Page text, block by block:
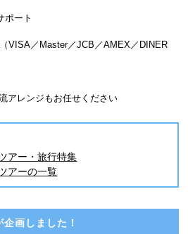
ポート
VISA／Master／JCB／AMEX／DINER
アレンジもお任せください
アー・旅行特集
アーの一覧
企画しました！